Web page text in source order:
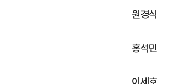
원경식
홍석민